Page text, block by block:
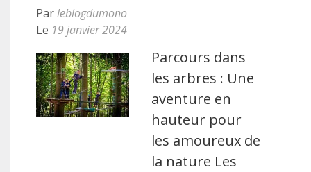
Parleblogdumono
Le 19 janvier 2024
Parcours dans
les arbres : Une
aventure en
hauteur pour
les amoureux de
la nature Les